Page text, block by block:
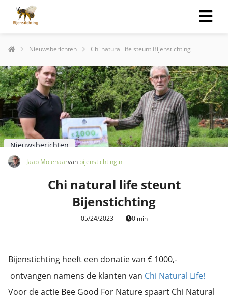
Nieuwsberichten Chi natural life steunt Bijenstichting
Nieuwsberichten
Jaap Molenaarvan bijenstichting.nl
Chi natural life steunt
Bijenstichting
05/24/2023 0 min
Bijenstichting heeft een donatie van € 1000,-
ontvangen namens de klanten van Chi Natural Life!
Voor de actie Bee Good For Nature spaart Chi Natural